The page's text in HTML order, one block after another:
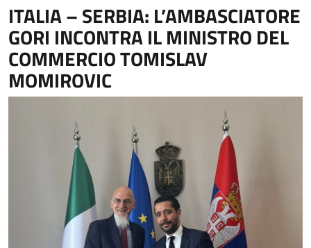
ITALIA – SERBIA: L’AMBASCIATORE
GORI INCONTRA IL MINISTRO DEL
COMMERCIO TOMISLAV
MOMIROVIC